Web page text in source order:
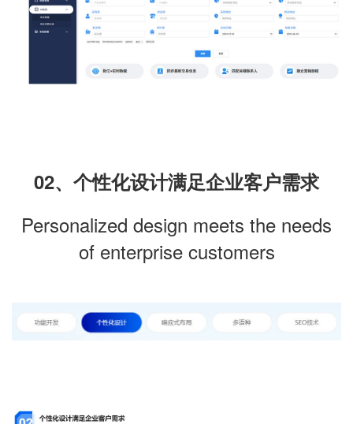
02、个性化设计满足企业客户需求
Personalized design meets the needs
of enterprise customers